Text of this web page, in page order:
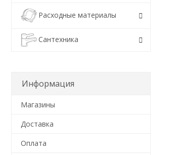
Расходные материалы
Сантехника
Информация
Магазины
Доставка
Оплата